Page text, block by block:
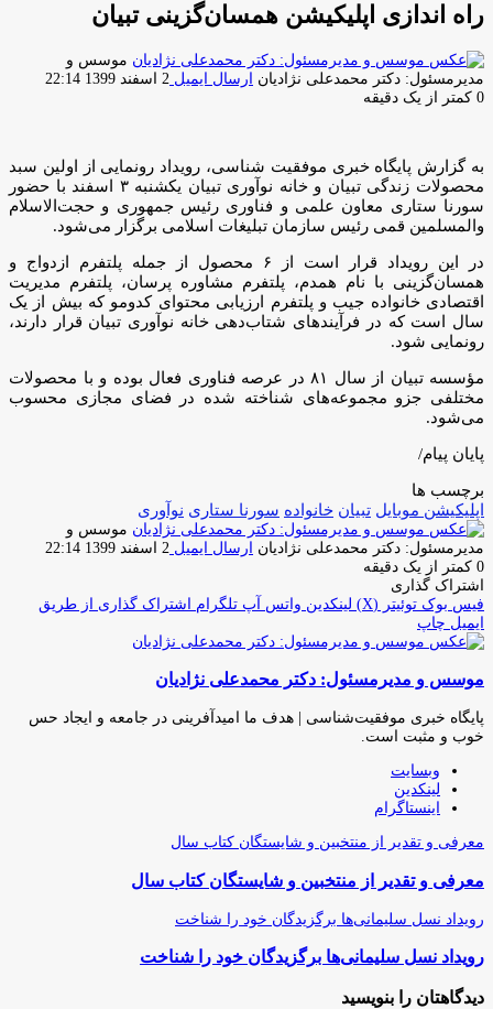
راه اندازی اپلیکیشن همسان‌گزینی تبیان
موسس و
مدیرمسئول: دکتر محمدعلی نژادیان ارسال ایمیل 2 اسفند 1399 22:14
0 کمتر از یک دقیقه
به گزارش پایگاه خبری موفقیت شناسی، رویداد رونمایی از اولین سبد
محصولات زندگی تبیان و خانه نوآوری تبیان یکشنبه ۳ اسفند با حضور
سورنا ستاری معاون علمی و فناوری رئیس جمهوری و حجت‌الاسلام
والمسلمین قمی رئیس سازمان تبلیغات اسلامی برگزار می‌شود.
در این رویداد قرار است از ۶ محصول از جمله پلتفرم ازدواج و
همسان‌گزینی با نام همدم، پلتفرم مشاوره پرسان، پلتفرم مدیریت
اقتصادی خانواده جیب و پلتفرم ارزیابی محتوای کدومو که بیش از یک
سال است که در فرآیندهای شتاب‌دهی خانه نوآوری تبیان قرار دارند،
رونمایی شود.
مؤسسه تبیان از سال ۸۱ در عرصه فناوری فعال بوده و با محصولات
مختلفی جزو مجموعه‌های شناخته شده در فضای مجازی محسوب
می‌شود.
پایان پیام/
برچسب ها
اپلیکیشن موبایل تبیان خانواده سورنا ستاری نوآوری
موسس و
مدیرمسئول: دکتر محمدعلی نژادیان ارسال ایمیل 2 اسفند 1399 22:14
0 کمتر از یک دقیقه
اشتراک گذاری
فیس بوک توئیتر (X) لینکدین واتس آپ تلگرام اشتراک گذاری از طریق
ایمیل چاپ
موسس و مدیرمسئول: دکتر محمدعلی نژادیان
پایگاه خبری موفقیت‌شناسی | هدف ما امیدآفرینی در جامعه و ایجاد حس
خوب و مثبت است.
وبسایت
لینکدین
اینستاگرام
معرفی و تقدیر از منتخبین و شایستگان کتاب سال
معرفی و تقدیر از منتخبین و شایستگان کتاب سال
رویداد نسل سلیمانی‌ها برگزیدگان خود را شناخت
رویداد نسل سلیمانی‌ها برگزیدگان خود را شناخت
دیدگاهتان را بنویسید